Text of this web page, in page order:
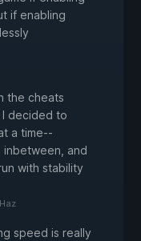
if enabling
the cheats
I decided to
a time--
inbetween, and
with stability
speed is really